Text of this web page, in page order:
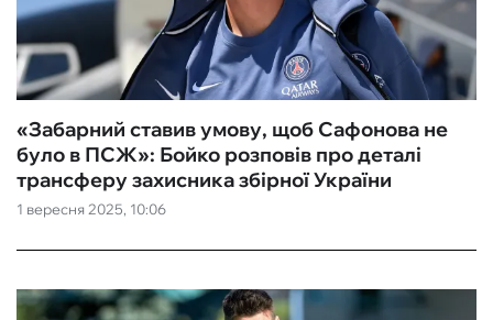
1 вересня 2025, 10:06
«Забарний ставив умову, щоб Сафонова не
було в ПСЖ»: Бойко розповів про деталі
трансферу захисника збірної України